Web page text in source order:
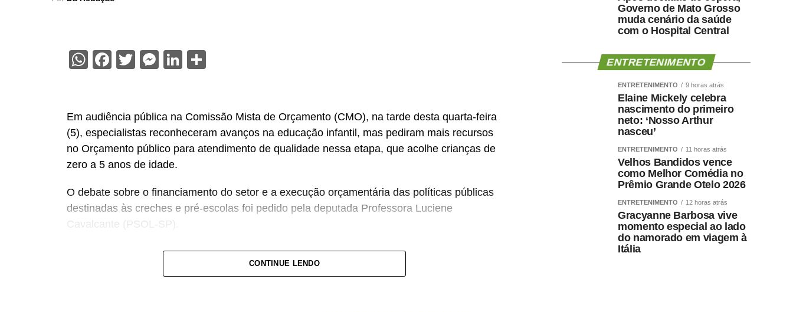
WhatsApp
Facebook
Twitter
Messenger
LinkedIn
Em audiência pública na Comissão Mista de Orçamento (CMO), na tarde desta quarta-feira
(5), especialistas reconheceram avanços na educação infantil, mas pediram mais recursos
no Orçamento público para atendimento de qualidade nessa etapa, que acolhe crianças de
zero a 5 anos de idade.
O debate sobre o financiamento do setor e a execução orçamentária das políticas públicas
destinadas às creches e pré-escolas foi pedido pela deputada Professora Luciene
Cavalcante (PSOL-SP).
— Estamos aqui pensando e discutindo o Orçamento do Brasil, e precisamos de mais
recursos para a educação infantil — declarou a deputada, defendendo mecanismos de
CONTINUE LENDO
Governo de Mato Grosso
muda cenário da saúde
com o Hospital Central
ENTRETENIMENTO
ENTRETENIMENTO 9 horas atrás
Elaine Mickely celebra
nascimento do primeiro
neto: ‘Nosso Arthur
nasceu’
ENTRETENIMENTO 11 horas atrás
Velhos Bandidos vence
como Melhor Comédia no
Prêmio Grande Otelo 2026
ENTRETENIMENTO 12 horas atrás
Gracyanne Barbosa vive
momento especial ao lado
do namorado em viagem à
Itália